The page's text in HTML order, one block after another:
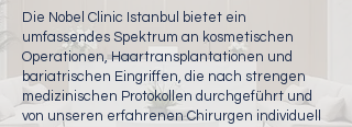
Die Nobel Clinic Istanbul bietet ein
umfassendes Spektrum an kosmetischen
Operationen, Haartransplantationen und
bariatrischen Eingriffen, die nach strengen
medizinischen Protokollen durchgeführt und
von unseren erfahrenen Chirurgen individuell